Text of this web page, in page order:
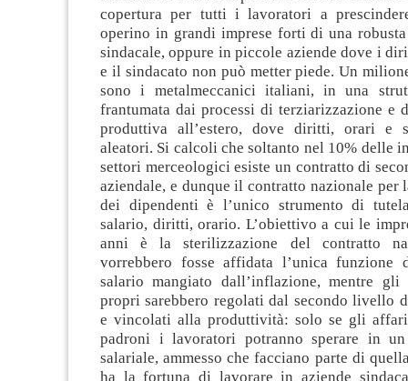
copertura per tutti i lavoratori a
operino in grandi imprese forti di una robusta
sindacale, oppure in piccole aziende dove i
e il sindacato non può metter piede. Un
sono i metalmeccanici italiani, in una
frantumata dai processi di terziarizzazione e
produttiva all’estero, dove diritti, orari e
aleatori. Si calcoli che soltanto nel 10% delle
settori merceologici esiste un contratto di
aziendale, e dunque il contratto nazionale per
dei dipendenti è l’unico strumento di
salario, diritti, orario. L’obiettivo a cui le
anni è la sterilizzazione del contratto
vorrebbero fosse affidata l’unica funzione
salario mangiato dall’inflazione, mentre
propri sarebbero regolati dal secondo livello
e vincolati alla produttività: solo se gli
padroni i lavoratori potranno sperare in un
salariale, ammesso che facciano parte di
ha la fortuna di lavorare in aziende